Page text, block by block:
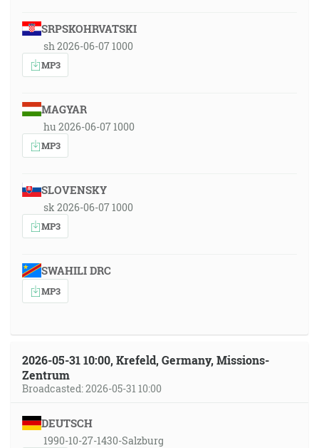
SRPSKOHRVATSKI
sh 2026-06-07 1000
MP3
MAGYAR
hu 2026-06-07 1000
MP3
SLOVENSKY
sk 2026-06-07 1000
MP3
SWAHILI DRC
MP3
2026-05-31 10:00, Krefeld, Germany, Missions-
Zentrum
Broadcasted: 2026-05-31 10:00
DEUTSCH
1990-10-27-1430-Salzburg